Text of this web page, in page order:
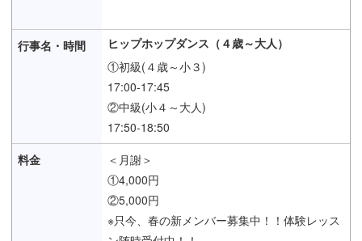
ヒップホップダンス（４歳～大人）
①初級(４歳～小３)
17:00-17:45
②中級(小４～大人)
17:50-18:50
＜月謝＞
①4,000円
②5,000円
※只今、春の新メンバー募集中！！体験レッス